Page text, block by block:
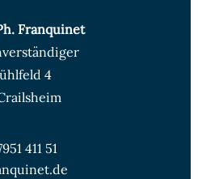
Franquinet
4
411 51